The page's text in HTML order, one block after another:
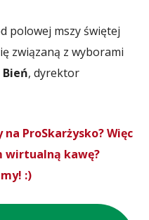
polowej mszy świętej
związaną z wyborami
, dyrektor
ProSkarżysko? Więc
wirtualną kawę?
:)